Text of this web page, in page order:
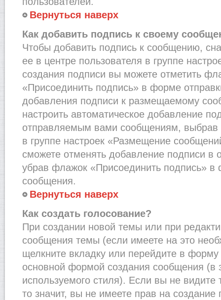
Вернуться наверх
Как добавить подпись к своему
Чтобы добавить подпись к сообщению,
ее в центре пользователя в группе
создания подписи вы можете отметить
«Присоединить подпись» в форме
добавления подписи к размещаемому
настроить автоматическое добавление
отправляемым вами сообщениям, выбрав
в группе настроек «Размещение
сможете отменять добавление подписи в
убрав флажок «Присоединить подпись» в
сообщения.
Вернуться наверх
Как создать голосование?
При создании новой темы или при
сообщения темы (если имеете на это
щелкните вкладку или перейдите в
основной формой создания сообщения (в
используемого стиля). Если вы не
то значит, вы не имеете прав на создание